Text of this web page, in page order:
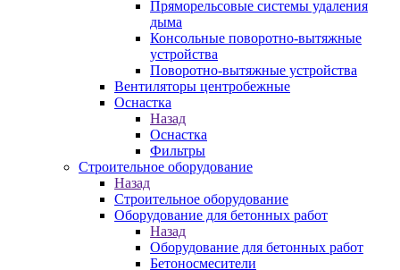
Пряморельсовые системы удаления
дыма
Консольные поворотно-вытяжные
устройства
Поворотно-вытяжные устройства
Вентиляторы центробежные
Оснастка
Назад
Оснастка
Фильтры
Строительное оборудование
Назад
Строительное оборудование
Оборудование для бетонных работ
Назад
Оборудование для бетонных работ
Бетоносмесители